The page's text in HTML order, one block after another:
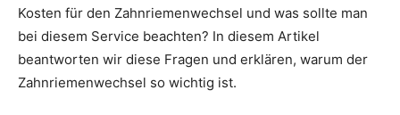
Kosten für den Zahnriemenwechsel und was sollte man
bei diesem Service beachten? In diesem Artikel
beantworten wir diese Fragen und erklären, warum der
Zahnriemenwechsel so wichtig ist.